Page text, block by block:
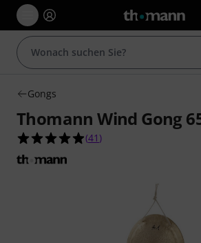
Gongs
Thomann Wind Gong
4.9 von 5 Sternen aus
(41 )